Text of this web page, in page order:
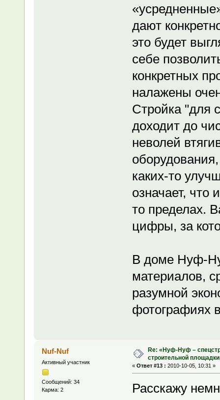
дают
это будет
себе
конкретных
налажены
Стройка "для
доходит до
неволей
каких-то
означает, что
то пределах.
цифры, за
В доме Нуф-
материалов,
разумной
фотографиях
Nuf-Nuf
Активный участник
Сообщений: 34
Карма: 2
Re: «Нуф-Нуф –
строительной
« Ответ #13 : 2010-10-05, 10:31 »
Расскажу